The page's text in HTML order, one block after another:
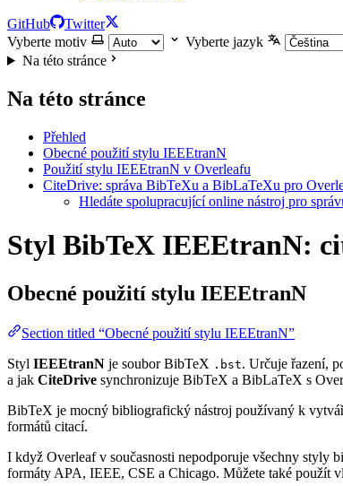
GitHub
Twitter
Vyberte motiv
Vyberte jazyk
Na této stránce
Na této stránce
Přehled
Obecné použití stylu IEEEtranN
Použití stylu IEEEtranN v Overleafu
CiteDrive: správa BibTeXu a BibLaTeXu pro
Hledáte spolupracující online nástroj pro
Styl BibTeX IEEEtranN:
Obecné použití stylu IEEEtranN
Section titled “Obecné použití stylu IEEEtranN”
Styl IEEEtranN je soubor BibTeX .bst. Určuje řazení,
a jak CiteDrive synchronizuje BibTeX a BibLaTeX s
BibTeX je mocný bibliografický nástroj používaný k
formátů citací.
I když Overleaf v současnosti nepodporuje všechny
formáty APA, IEEE, CSE a Chicago. Můžete také použít